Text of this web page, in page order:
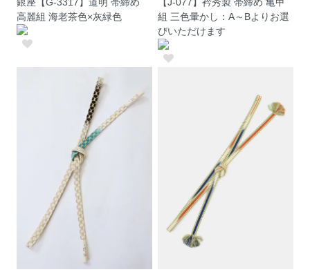
高麗組 海老茶色×灰緑色
組 三色暈かし：A～Bよりお選
びいただけます